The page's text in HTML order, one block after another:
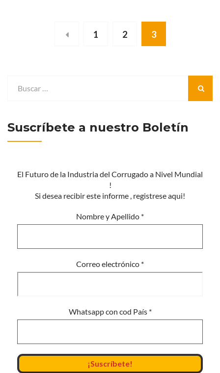
1 2 3
Suscríbete a nuestro Boletín
El Futuro de la Industria del Corrugado a Nivel Mundial
!
Si desea recibir este informe , registrese aqui!
Nombre y Apellido *
Correo electrónico *
Whatsapp con cod País *